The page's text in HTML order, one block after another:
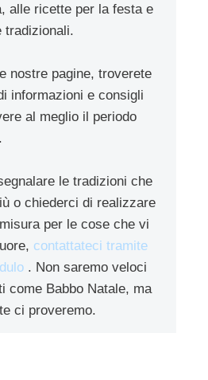
alle ricette per la festa e
tradizionali.
nostre pagine, troverete
informazioni e consigli
al meglio il periodo
le tradizioni che
o chiederci di realizzare
per le cose che vi
contattateci tramite
. Non saremo veloci
come Babbo Natale, ma
ci proveremo.